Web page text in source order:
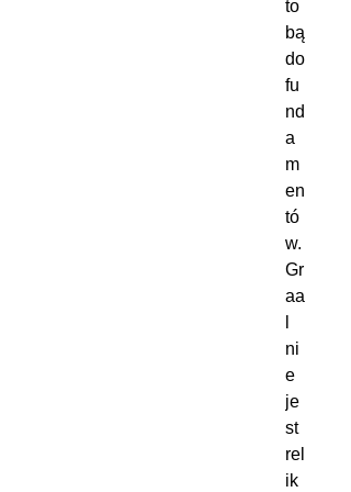
to
bą
do
fu
nd
a
m
en
tó
w.
Gr
aa
ni
e
je
st
rel
ik